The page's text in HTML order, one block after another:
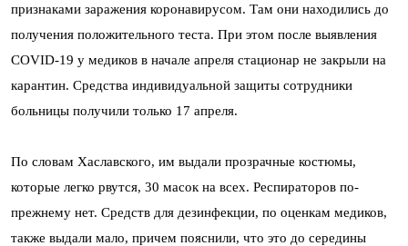
признаками заражения коронавирусом. Там они находились до
получения положительного теста. При этом после выявления
COVID-19 у медиков в начале апреля стационар не закрыли на
карантин. Средства индивидуальной защиты сотрудники
больницы получили только 17 апреля.
По словам Хаславского, им выдали прозрачные костюмы,
которые легко рвутся, 30 масок на всех. Респираторов по-
прежнему нет. Средств для дезинфекции, по оценкам медиков,
также выдали мало, причем пояснили, что это до середины